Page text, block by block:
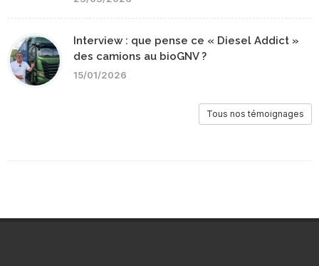
Interview : que pense ce « Diesel Addict »
des camions au bioGNV ?
15/01/2026
Tous nos témoignages